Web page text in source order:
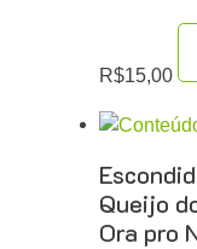
R$15,00
Queijo
Ora pro